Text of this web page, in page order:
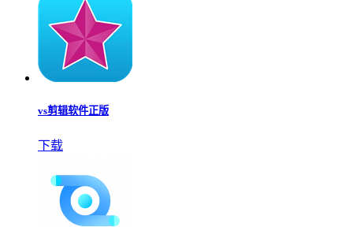
vs剪辑软件正版
下载